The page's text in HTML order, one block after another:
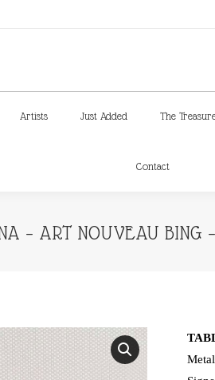
Artists Just Added The
Contact
– ART NOUVEAU BING